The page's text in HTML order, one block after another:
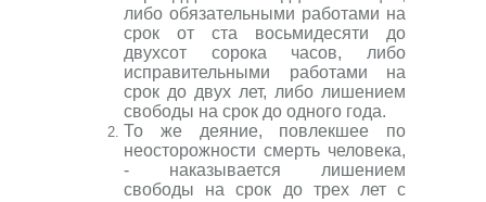
либо обязательными работами на
срок от ста восьмидесяти до
двухсот сорока часов, либо
исправительными работами на
срок до двух лет, либо лишением
свободы на срок до одного года.
То же деяние, повлекшее по
неосторожности смерть человека,
- наказывается лишением
свободы на срок до трех лет с